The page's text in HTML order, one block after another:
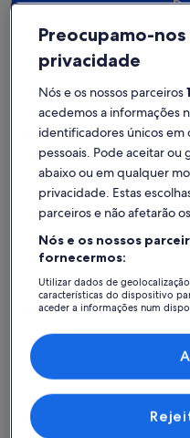
Hotéis: Tunísia
Cidades populares:
Hammamet
Hammamet
Hammamet
Veja hotéis –
Mais informações sobre o
Preocupamo-nos
privacidade
Nós e os nossos parceiros
acedemos a informações
identificadores únicos em
pessoais. Pode aceitar ou
abaixo ou em qualquer
privacidade. Estas
parceiros e não afetarão
Nós e os nossos
fornecermos:
Utilizar dados de
características do dispositivo
aceder a informações num
audiência e desenvolvimento
Lista de parceiros